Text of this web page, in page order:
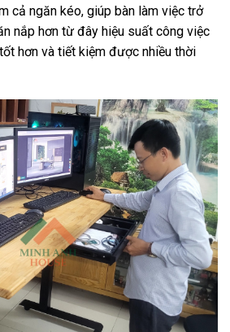
cả ngăn kéo, giúp bàn làm việc trở
nắp hơn từ đây hiệu suất công việc
hơn và tiết kiệm được nhiều thời